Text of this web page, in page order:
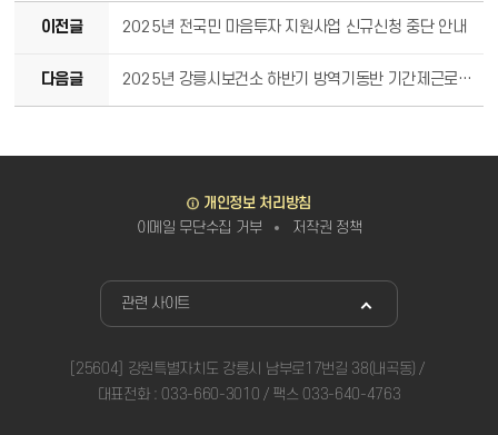
이전글 2025년 전국민 마음투자 지원사업 신규신청 중단 안내
다음글 2025년 강릉시보건소 하반기 방역기동반 기간제근로자 채용시험 1차 서류전형 합격자 및 면접시험 일정 공고
개인정보 처리방침
이메일 무단수집 거부
저작권 정책
관련 사이트
[25604] 강원특별자치도 강릉시 남부로17번길 38(내곡동)
대표전화 : 033-660-3010 / 팩스 033-640-4763